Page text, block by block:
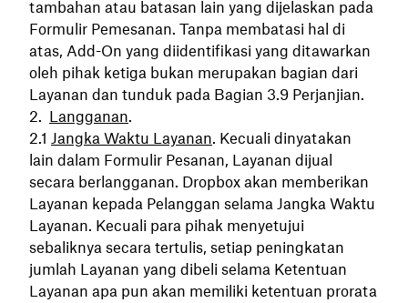
tambahan atau batasan lain yang dijelaskan pada
Formulir Pemesanan. Tanpa membatasi hal di
atas, Add-On yang diidentifikasi yang ditawarkan
oleh pihak ketiga bukan merupakan bagian dari
Layanan dan tunduk pada Bagian 3.9 Perjanjian.
Langganan.
Jangka Waktu Layanan. Kecuali dinyatakan
lain dalam Formulir Pesanan, Layanan dijual
secara berlangganan. Dropbox akan memberikan
Layanan kepada Pelanggan selama Jangka Waktu
Layanan. Kecuali para pihak menyetujui
sebaliknya secara tertulis, setiap peningkatan
jumlah Layanan yang dibeli selama Ketentuan
Layanan apa pun akan memiliki ketentuan prorata